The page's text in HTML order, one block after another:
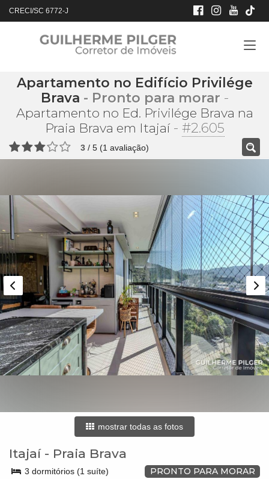
CRECI/SC 6772-J
Apartamento no Edifício Privilége
Brava - Pronto para morar -
Apartamento no Ed. Privilége Brava na
Praia Brava em Itajaí- #2.605
3 / 5 (1 avaliação)
mostrar todas as fotos
Itajaí- Praia Brava
PRONTO PARA MORAR
3 dormitórios (1 suíte)